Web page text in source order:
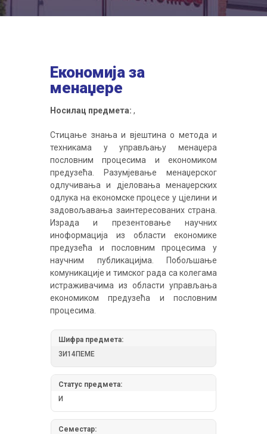
Економија за
менаџере
Носилац предмета: ,
Стицање знања и вјештина о метода и
техникама у управљању менаџера
пословним процесима и економиком
предузећа. Разумјевање менаџерског
одлучивања и дјеловања менаџерских
одлука на економске процесе у цјелини и
задовољавања заинтересованих страна.
Израда и презентовање научних
иноформација из области економике
предузећа и пословним процесима у
научним публикацијма. Побољшање
комуникације и тимског рада са колегама
истраживачима из области управљања
економиком предузећа и пословним
процесима.
Шифра предмета:
3И14ПЕМЕ
Статус предмета:
И
Семестар: